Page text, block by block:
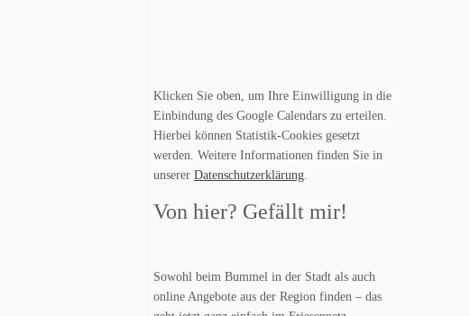
Klicken Sie oben, um Ihre Einwilligung in die
Einbindung des Google Calendars zu erteilen.
Hierbei können Statistik-Cookies gesetzt
werden. Weitere Informationen finden Sie in
unserer Datenschutzerklärung.
Von hier? Gefällt mir!
Sowohl beim Bummel in der Stadt als auch
online Angebote aus der Region finden – das